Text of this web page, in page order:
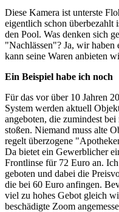
Diese Kamera ist unterste
eigentlich schon überbezahlt
den Pool. Was denken sich
"Nachlässen"? Ja, wir
kann seine Waren anbieten
Ein Beispiel habe ich noch
Für das vor über 10 Jahren
System werden aktuell
angeboten, die zumindest
stoßen. Niemand muss alte
regelt überzogene
Da bietet ein Gewerblicher
Frontlinse für 72 Euro an.
geboten und dabei die
die bei 60 Euro anfingen.
viel zu hohes Gebot gleich
beschädigte Zoom